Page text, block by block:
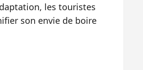
les touristes
son envie de boire